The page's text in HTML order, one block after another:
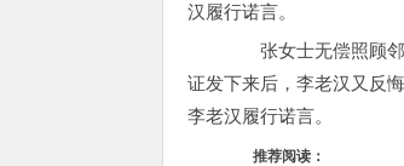
汉履行诺言。
张女士无偿照顾邻
证发下来后，李老汉又反
李老汉履行诺言。
推荐阅读：